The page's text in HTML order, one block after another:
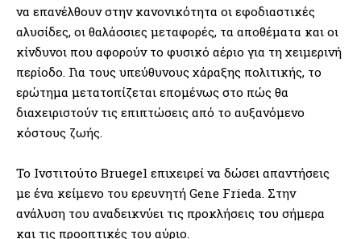
να επανέλθουν στην κανονικότητα οι εφοδιαστικές
αλυσίδες, οι θαλάσσιες μεταφορές, τα αποθέματα και οι
κίνδυνοι που αφορούν το φυσικό αέριο για τη χειμερινή
περίοδο. Για τους υπεύθυνους χάραξης πολιτικής, το
ερώτημα μετατοπίζεται επομένως στο πώς θα
διαχειριστούν τις επιπτώσεις από το αυξανόμενο
κόστους ζωής.
Το Ινστιτούτο Bruegel επιχειρεί να δώσει απαντήσεις
με ένα κείμενο του ερευνητή Gene Frieda. Στην
ανάλυση του αναδεικνύει τις προκλήσεις του σήμερα
και τις προοπτικές του αύριο.